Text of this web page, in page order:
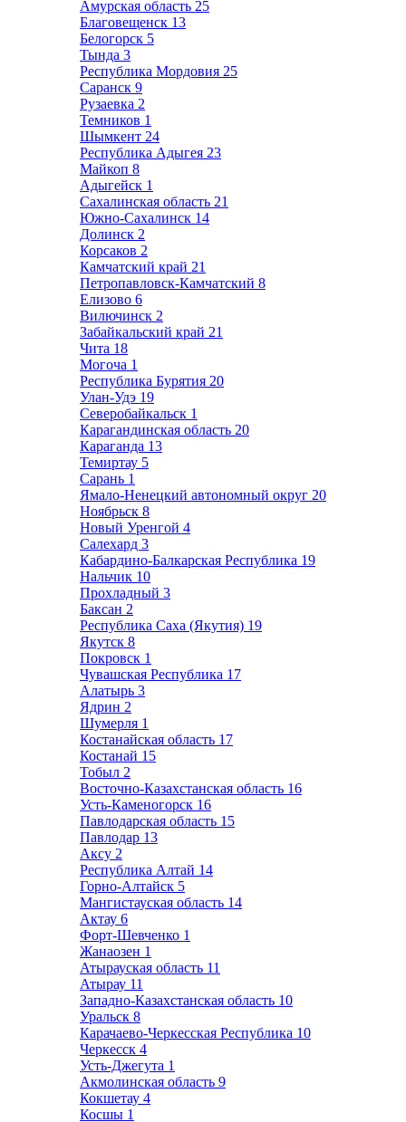
Амурская область 25
Благовещенск 13
Белогорск 5
Тында 3
Республика Мордовия 25
Саранск 9
Рузаевка 2
Темников 1
Шымкент 24
Республика Адыгея 23
Майкоп 8
Адыгейск 1
Сахалинская область 21
Южно-Сахалинск 14
Долинск 2
Корсаков 2
Камчатский край 21
Петропавловск-Камчатский 8
Елизово 6
Вилючинск 2
Забайкальский край 21
Чита 18
Могоча 1
Республика Бурятия 20
Улан-Удэ 19
Северобайкальск 1
Карагандинская область 20
Караганда 13
Темиртау 5
Сарань 1
Ямало-Ненецкий автономный округ 20
Ноябрьск 8
Новый Уренгой 4
Салехард 3
Кабардино-Балкарская Республика 19
Нальчик 10
Прохладный 3
Баксан 2
Республика Саха (Якутия) 19
Якутск 8
Покровск 1
Чувашская Республика 17
Алатырь 3
Ядрин 2
Шумерля 1
Костанайская область 17
Костанай 15
Тобыл 2
Восточно-Казахстанская область 16
Усть-Каменогорск 16
Павлодарская область 15
Павлодар 13
Аксу 2
Республика Алтай 14
Горно-Алтайск 5
Мангистауская область 14
Актау 6
Форт-Шевченко 1
Жанаозен 1
Атырауская область 11
Атырау 11
Западно-Казахстанская область 10
Уральск 8
Карачаево-Черкесская Республика 10
Черкесск 4
Усть-Джегута 1
Акмолинская область 9
Кокшетау 4
Косшы 1